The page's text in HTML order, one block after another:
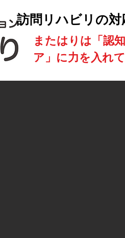
またはりは「認
ア」に力を入れて
訪問リハビリの対